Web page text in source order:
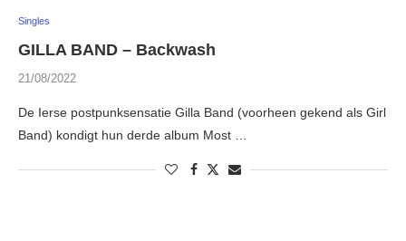
Singles
GILLA BAND – Backwash
21/08/2022
De Ierse postpunksensatie Gilla Band (voorheen gekend als Girl
Band) kondigt hun derde album Most …